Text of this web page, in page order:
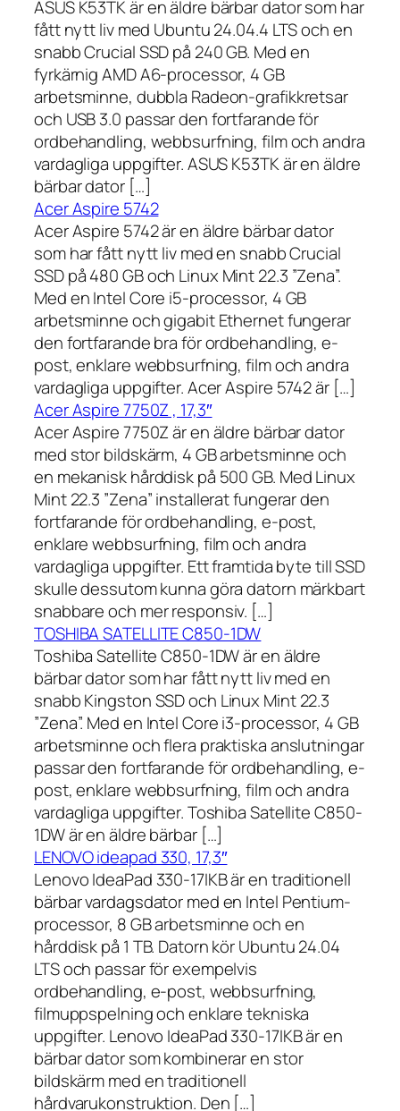
ASUS K53TK är en äldre bärbar dator som har
fått nytt liv med Ubuntu 24.04.4 LTS och en
snabb Crucial SSD på 240 GB. Med en
fyrkärnig AMD A6-processor, 4 GB
arbetsminne, dubbla Radeon-grafikkretsar
och USB 3.0 passar den fortfarande för
ordbehandling, webbsurfning, film och andra
vardagliga uppgifter. ASUS K53TK är en äldre
bärbar dator […]
Acer Aspire 5742
Acer Aspire 5742 är en äldre bärbar dator
som har fått nytt liv med en snabb Crucial
SSD på 480 GB och Linux Mint 22.3 ”Zena”.
Med en Intel Core i5-processor, 4 GB
arbetsminne och gigabit Ethernet fungerar
den fortfarande bra för ordbehandling, e-
post, enklare webbsurfning, film och andra
vardagliga uppgifter. Acer Aspire 5742 är […]
Acer Aspire 7750Z , 17,3″
Acer Aspire 7750Z är en äldre bärbar dator
med stor bildskärm, 4 GB arbetsminne och
en mekanisk hårddisk på 500 GB. Med Linux
Mint 22.3 ”Zena” installerat fungerar den
fortfarande för ordbehandling, e-post,
enklare webbsurfning, film och andra
vardagliga uppgifter. Ett framtida byte till SSD
skulle dessutom kunna göra datorn märkbart
snabbare och mer responsiv. […]
TOSHIBA SATELLITE C850-1DW
Toshiba Satellite C850-1DW är en äldre
bärbar dator som har fått nytt liv med en
snabb Kingston SSD och Linux Mint 22.3
”Zena”. Med en Intel Core i3-processor, 4 GB
arbetsminne och flera praktiska anslutningar
passar den fortfarande för ordbehandling, e-
post, enklare webbsurfning, film och andra
vardagliga uppgifter. Toshiba Satellite C850-
1DW är en äldre bärbar […]
LENOVO ideapad 330, 17,3″
Lenovo IdeaPad 330-17IKB är en traditionell
bärbar vardagsdator med en Intel Pentium-
processor, 8 GB arbetsminne och en
hårddisk på 1 TB. Datorn kör Ubuntu 24.04
LTS och passar för exempelvis
ordbehandling, e-post, webbsurfning,
filmuppspelning och enklare tekniska
uppgifter. Lenovo IdeaPad 330-17IKB är en
bärbar dator som kombinerar en stor
bildskärm med en traditionell
hårdvarukonstruktion. Den […]